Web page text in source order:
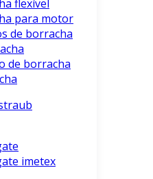
flexível
para motor
de borracha
de borracha
imetex